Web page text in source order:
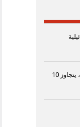
إنتاج القمح في مصر خلال موسم 2026، يتجاوز 10